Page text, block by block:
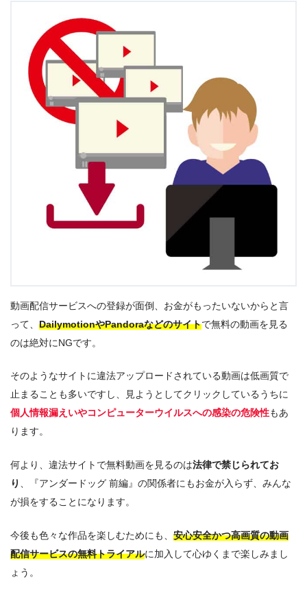
動画配信サービスへの登録が面倒、お金がもったいないからと言
って、 DailymotionやPandoraなどのサイトで無料の動画を見る
のは絶対にNGです。
そのようなサイトに違法アップロードされている動画は低画質で
止まることも多いですし、見ようとしてクリックしているうちに
個人情報漏えいやコンピューターウイルスへの感染の危険性もあ
ります。
何より、違法サイトで無料動画を見るのは法律で禁じられてお
り
、『アンダードッグ 前編』の関係者にもお金が入らず、みんな
が損をすることになります。
今後も色々な作品を楽しむためにも、 安心安全かつ高画質の動画
配信サービスの無料トライアルに加入して心ゆくまで楽しみまし
ょう。